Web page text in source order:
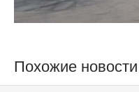
Похожие новости